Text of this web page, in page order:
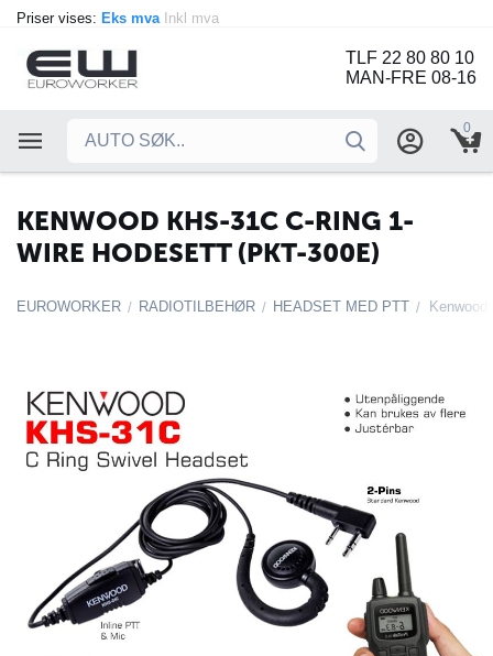
Priser vises: Eks mva Inkl mva
TLF 22 80 80 10
MAN-FRE 08-16
0
KENWOOD KHS-31C C-RING 1-
WIRE HODESETT (PKT-300E)
EUROWORKER / RADIOTILBEHØR / HEADSET MED PTT /